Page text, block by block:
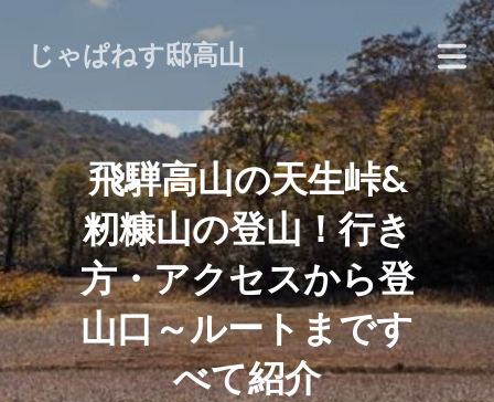
じゃぱねす邸高山
飛騨高山の天生峠&
籾糠山の登山！行き
方・アクセスから登
山口～ルートまです
べて紹介